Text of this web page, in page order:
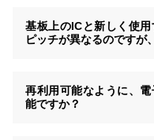
基板上のICと新しく使
ピッチが異なるのですが
再利用可能なように、
能ですか？